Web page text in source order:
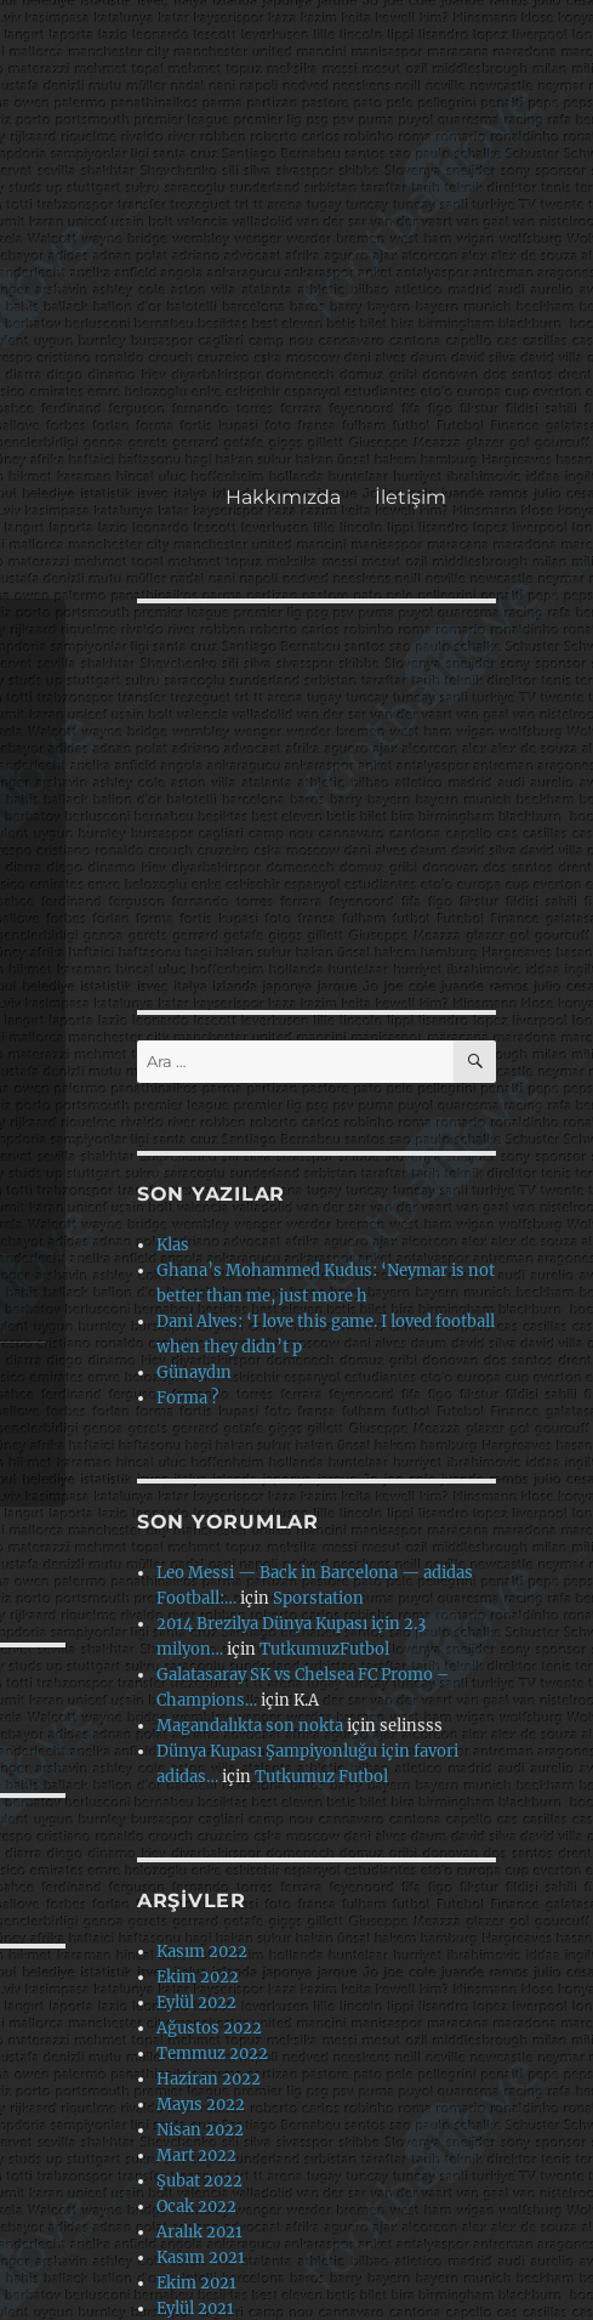
Hakkımızda İletişim
Ara: ARA
SON YAZILAR
Klas
Ghana’s Mohammed Kudus: ‘Neymar is not
better than me, just more h
Dani Alves: ‘I love this game. I loved football
when they didn’t p
Günaydın
Forma ?
SON YORUMLAR
Leo Messi — Back in Barcelona — adidas
Football:…içinSporstation
2014 Brezilya Dünya Kupası için 2.3
milyon…içinTutkumuzFutbol
Galatasaray SK vs Chelsea FC Promo –
Champions…içinK.A
Magandalıkta son noktaiçinselinsss
Dünya Kupası Şampiyonluğu için favori
adidas…içinTutkumuz Futbol
ARŞIVLER
Kasım 2022
Ekim 2022
Eylül 2022
Ağustos 2022
Temmuz 2022
Haziran 2022
Mayıs 2022
Nisan 2022
Mart 2022
Şubat 2022
Ocak 2022
Aralık 2021
Kasım 2021
Ekim 2021
Eylül 2021